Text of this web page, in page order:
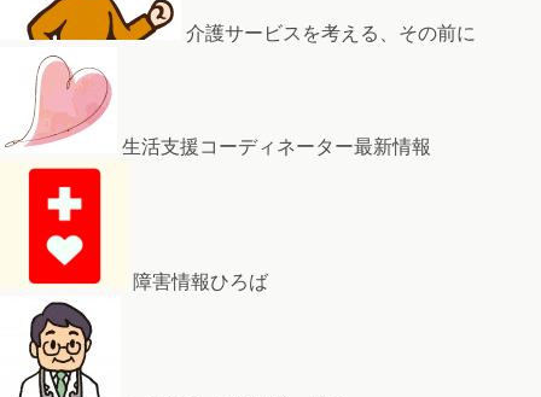
介護サービスを考える、その前に
生活支援コーディネーター最新情報
障害情報ひろば